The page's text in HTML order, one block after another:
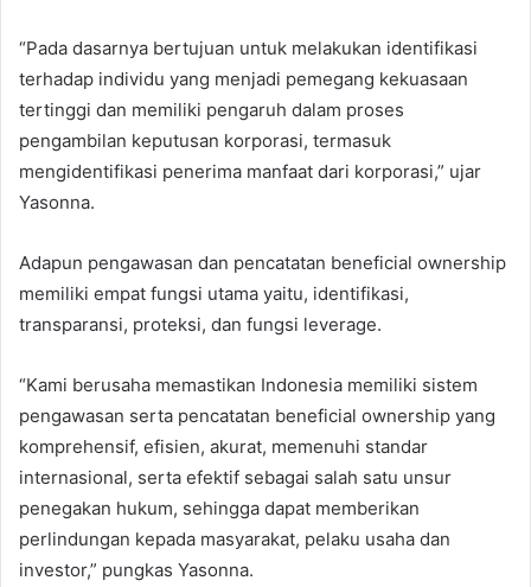
“Pada dasarnya bertujuan untuk melakukan identifikasi
terhadap individu yang menjadi pemegang kekuasaan
tertinggi dan memiliki pengaruh dalam proses
pengambilan keputusan korporasi, termasuk
mengidentifikasi penerima manfaat dari korporasi,” ujar
Yasonna.
Adapun pengawasan dan pencatatan beneficial ownership
memiliki empat fungsi utama yaitu, identifikasi,
transparansi, proteksi, dan fungsi leverage.
“Kami berusaha memastikan Indonesia memiliki sistem
pengawasan serta pencatatan beneficial ownership yang
komprehensif, efisien, akurat, memenuhi standar
internasional, serta efektif sebagai salah satu unsur
penegakan hukum, sehingga dapat memberikan
perlindungan kepada masyarakat, pelaku usaha dan
investor,” pungkas Yasonna.